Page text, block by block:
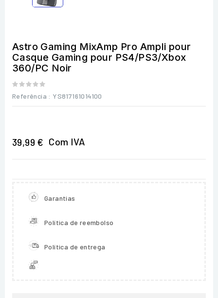
Astro Gaming MixAmp Pro Ampli pour
Casque Gaming pour PS4/PS3/Xbox
360/PC Noir
Referência : YS817161014100
39,99 € Com IVA
Garantias
Política de reembolso
Política de entrega